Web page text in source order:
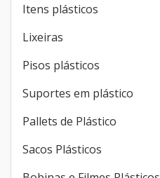
Itens plásticos
Lixeiras
Pisos plásticos
Suportes em plástico
Pallets de Plástico
Sacos Plásticos